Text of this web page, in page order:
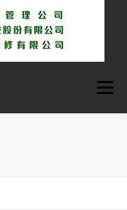
選單